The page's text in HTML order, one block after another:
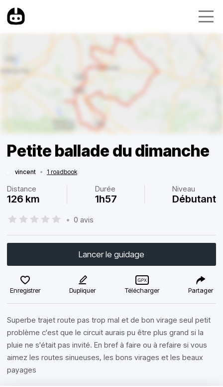
Petite ballade du dimanche
vincent • 1 roadbook
Distance
126 km
Durée
1h57
Niveau
Débutant
• 0 avis
Lancer le guidage
Enregistrer Dupliquer Télécharger Partager
Superbe trajet route pas trop mal et de bon virage seul petit
problème c'est que le circuit aurais pu être plus grand si la
pluie ne s'était pas invité. En bref à faire ou à refaire si vous
aimez les routes sinueuses, les bons virages et les beaux
payages